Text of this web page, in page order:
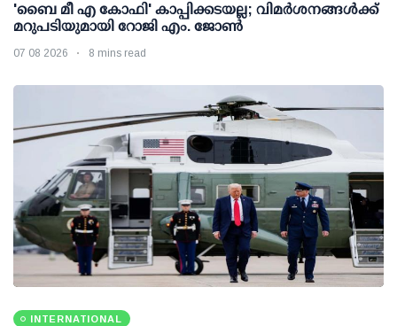
'ബൈ മീ എ കോഫി' കാപ്പിക്കടയല്ല; വിമര്‍ശനങ്ങള്‍ക്ക്
മറുപടിയുമായി റോജി എം. ജോണ്‍
07 08 2026 8 mins read
INTERNATIONAL